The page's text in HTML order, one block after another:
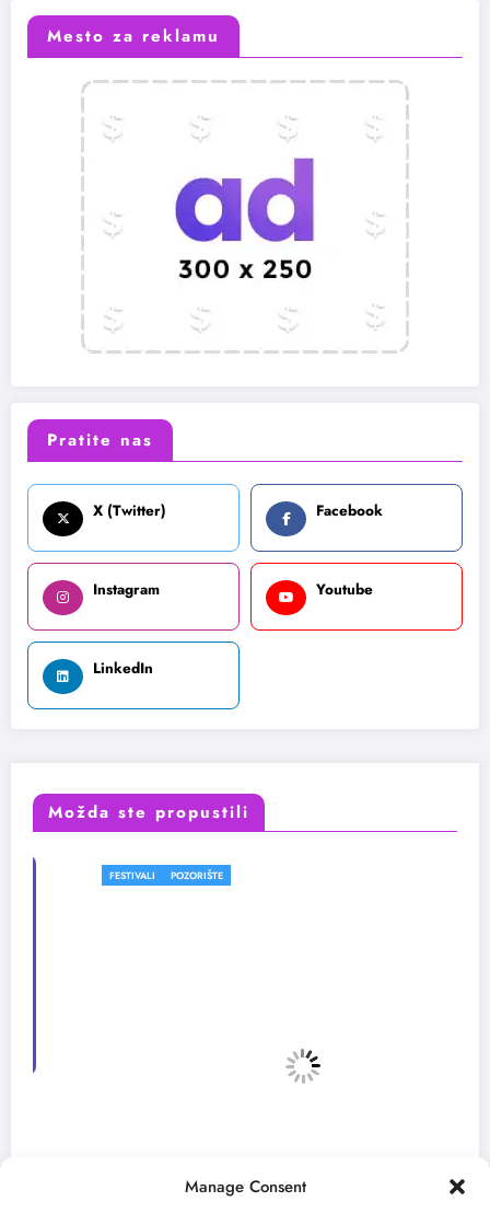
Manage Consent
Mesto za reklamu
Pratite nas
X (Twitter) Facebook
Instagram Youtube
LinkedIn
Možda ste propustili
POZORIŠTE